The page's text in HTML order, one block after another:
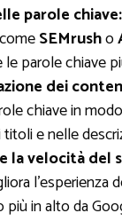
parole chiave:
SEMrusho
parole chiave
dei
chiave in
e nelle
la velocità del
l’esperienza
più in alto da